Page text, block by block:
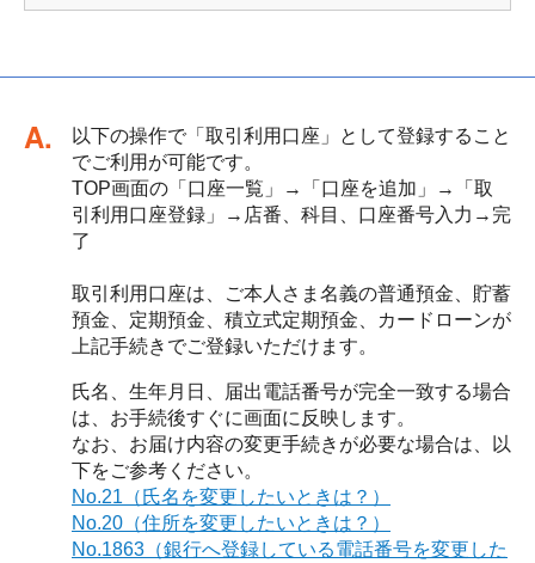
回答
以下の操作で「取引利用口座」として登録すること
でご利用が可能です。
TOP画面の「口座一覧」→「口座を追加」→「取
引利用口座登録」→店番、科目、口座番号入力→完
了
取引利用口座は、ご本人さま名義の普通預金、貯蓄
預金、定期預金、積立式定期預金、カードローンが
上記手続きでご登録いただけます。
氏名、生年月日、届出電話番号が完全一致する場合
は、お手続後すぐに画面に反映します。
なお、お届け内容の変更手続きが必要な場合は、以
下をご参考ください。
No.21（氏名を変更したいときは？）
No.20（住所を変更したいときは？）
No.1863（銀行へ登録している電話番号を変更した